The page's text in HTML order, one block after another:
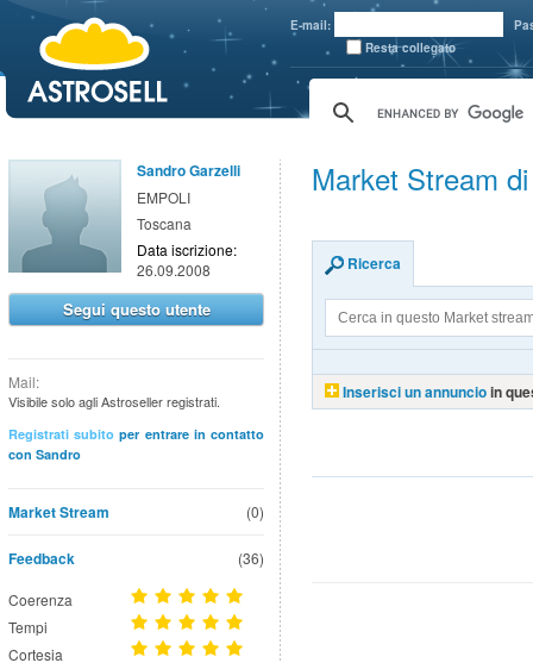
E-mail:
Resta collegato
Sandro Garzelli
EMPOLI
Toscana
Data iscrizione:
26.09.2008
Segui questo utente
Mail:
Visibile solo agli Astroseller registrati.
Registrati subito per entrare in contatto
con Sandro
(0)
Market Stream
Feedback (36)
Coerenza
Tempi
Cortesia
Market Stream
Ricerca
Inserisci un annuncioin